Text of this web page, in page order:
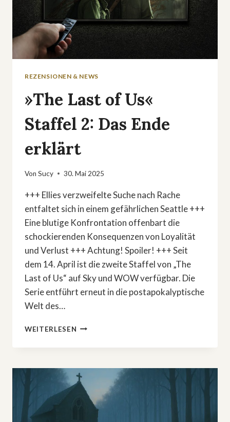
REZENSIONEN & NEWS
»The Last of Us«
Staffel 2: Das Ende
erklärt
Von Sucy 30. Mai 2025
+++ Ellies verzweifelte Suche nach Rache
entfaltet sich in einem gefährlichen Seattle +++
Eine blutige Konfrontation offenbart die
schockierenden Konsequenzen von Loyalität
und Verlust +++ Achtung! Spoiler! +++ Seit
dem 14. April ist die zweite Staffel von „The
Last of Us“ auf Sky und WOW verfügbar. Die
Serie entführt erneut in die postapokalyptische
Welt des…
WEITERLESEN »THE
OF
STAFFEL
2:
DAS
ENDE
ERKLÄRT